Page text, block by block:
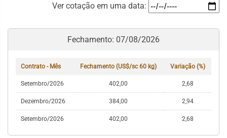
Ver cotação em uma data:
Fechamento: 07/08/2026
Contrato - Mês Fechamento (US$/sc 60 kg) Variação (%)
Setembro/2026 402,00 2,68
Dezembro/2026 384,00 2,94
Setembro/2026 402,00 2,68